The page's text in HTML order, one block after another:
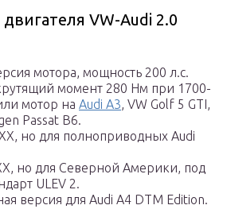
VW-Audi 2.0
мотора, мощность 200 л.с.
момент 280 Нм при 1700-
мотор на Audi A3, VW Golf 5 GTI,
Passat B6.
но для полноприводных Audi
но для Северной Америки, под
ULEV 2.
версия для Audi A4 DTM Edition.